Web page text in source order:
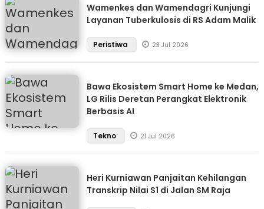
Wamenkes dan Wamendagri Kunjungi
Layanan Tuberkulosis di RS Adam Malik
Peristiwa 23 Jul 2026
Bawa Ekosistem Smart Home ke Medan,
LG Rilis Deretan Perangkat Elektronik
Berbasis AI
Tekno 21 Jul 2026
Heri Kurniawan Panjaitan Kehilangan
Transkrip Nilai S1 di Jalan SM Raja